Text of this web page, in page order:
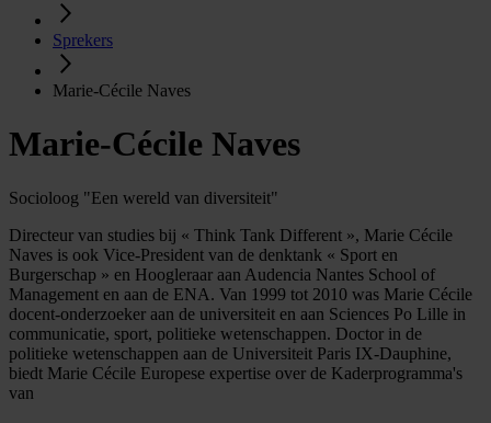
Sprekers
Marie-Cécile Naves
Marie-Cécile Naves
Socioloog "Een wereld van diversiteit"
Directeur van studies bij « Think Tank Different », Marie Cécile
Naves is ook Vice-President van de denktank « Sport en
Burgerschap » en Hoogleraar aan Audencia Nantes School of
Management en aan de ENA. Van 1999 tot 2010 was Marie Cécile
docent-onderzoeker aan de universiteit en aan Sciences Po Lille in
communicatie, sport, politieke wetenschappen. Doctor in de
politieke wetenschappen aan de Universiteit Paris IX-Dauphine,
biedt Marie Cécile Europese expertise over de Kaderprogramma's
van